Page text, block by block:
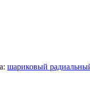
шариковый